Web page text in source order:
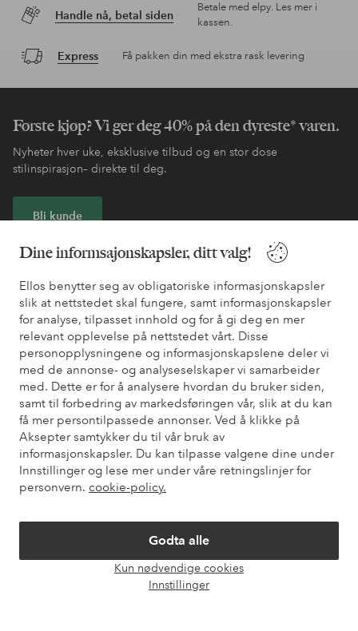
Dine informsajonskapsler, ditt valg!
Ellos benytter seg av obligatoriske informasjonskapsler
slik at nettstedet skal fungere, samt informasjonskapsler
for analyse, tilpasset innhold og for å gi deg en mer
relevant opplevelse på nettstedet vårt. Disse
personopplysningene og informasjonskapslene deler vi
med de annonse- og analyseselskaper vi samarbeider
med. Dette er for å analysere hvordan du bruker siden,
samt til forbedring av markedsføringen vår, slik at du kan
få mer persontilpassede annonser. Ved å klikke på
Aksepter samtykker du til vår bruk av
informasjonskapsler. Du kan tilpasse valgene dine under
Innstillinger og lese mer under våre retningslinjer for
personvern. cookie-policy.
Godta alle
Kun nødvendige cookies
Innstillinger
Handle nå, betal siden
Betale med elpy. Les mer i
kassen.
Express Få pakken din med ekstra rask levering
Første kjøp? Vi ger deg 40% på den dyreste* varen.
Nyheter hver uke, eksklusive tilbud og en stor dose
stilinspirasjon– direkte til deg.
Bli kunde
* Se tilbudsvilkår ved registrering
Trenger du hjelp?
Du finner svar på de vanligste spørsmålene i vår FAQ. Du finner
også informasjon om hvordan du kan kontakte oss.
Kundeservice Bestilling Betalingsmåte
Mine sider